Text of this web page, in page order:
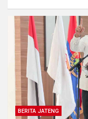
BERITA JATENG